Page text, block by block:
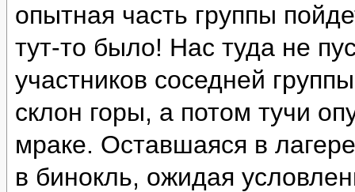
опытная часть группы
тут-то было! Нас туда не
участников соседней
склон горы, а потом тучи
мраке. Оставшаяся в
в бинокль, ожидая